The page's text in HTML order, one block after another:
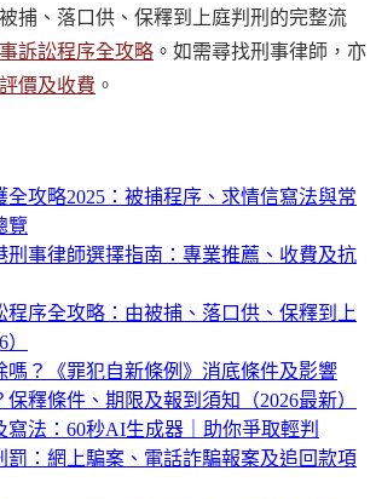
捕、落口供、保釋到上庭判刑的完整流
訴訟程序全攻略 。如需尋找刑事律師，亦
價及收費 。
全攻略2025：被捕程序、求情信寫法與常
覽
刑事律師選擇指南：專業推薦、收費及抗
程序全攻略：由被捕、落口供、保釋到上
嗎？《罪犯自新條例》消底條件及影響
釋條件、期限及報到須知（2026最新）
寫法：60秒AI生成器｜助你爭取輕判
罰：網上騙案、電話詐騙報案及追回款項